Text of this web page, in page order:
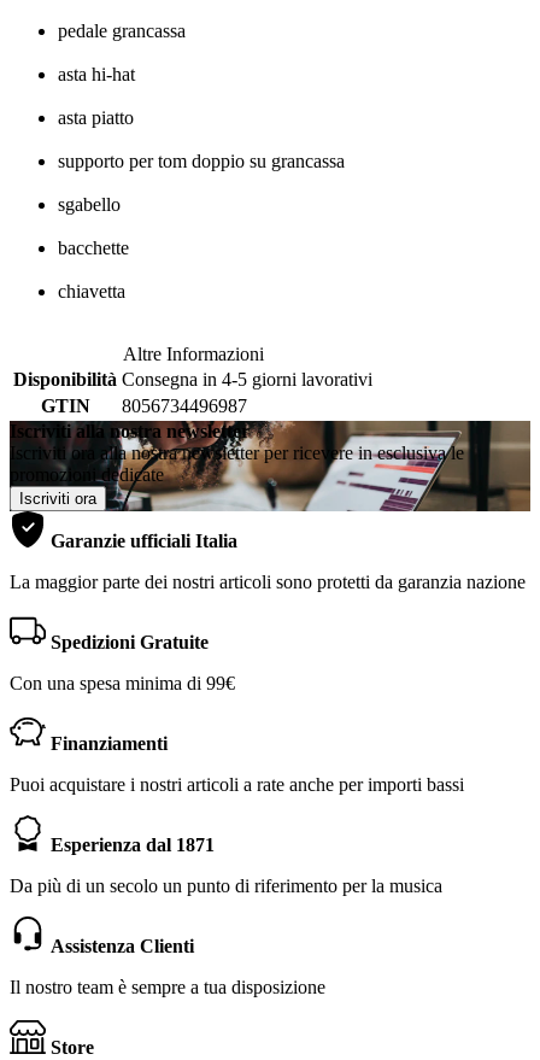
pedale grancassa
asta hi-hat
asta piatto
supporto per tom doppio su grancassa
sgabello
bacchette
chiavetta
Altre Informazioni
Disponibilità Consegna in 4-5 giorni lavorativi
GTIN
8056734496987
Iscriviti alla nostra newsletter
Iscriviti ora alla nostra newsletter per ricevere in esclusiva le
promozioni dedicate
Iscriviti ora
Garanzie ufficiali Italia
La maggior parte dei nostri articoli sono protetti da garanzia nazione
Spedizioni Gratuite
Con una spesa minima di 99€
Finanziamenti
Puoi acquistare i nostri articoli a rate anche per importi bassi
Esperienza dal 1871
Da più di un secolo un punto di riferimento per la musica
Assistenza Clienti
Il nostro team è sempre a tua disposizione
Store